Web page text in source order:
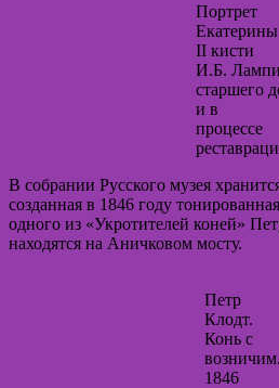
Портрет
Екатерины
II кисти
И.Б.
старшего
и в
процессе
В собрании Русского музея
созданная в 1846 году
одного из «Укротителей коней»
находятся на Аничковом мосту.
Петр
Клодт.
Конь с
возничим.
1846